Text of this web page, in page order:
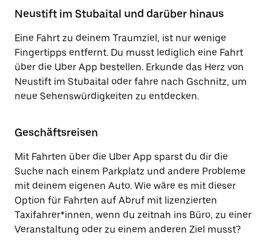
Neustift im Stubaital und darüber hinaus
Eine Fahrt zu deinem Traumziel, ist nur wenige
Fingertipps entfernt. Du musst lediglich eine Fahrt
über die Uber App bestellen. Erkunde das Herz von
Neustift im Stubaital oder fahre nach Gschnitz, um
neue Sehenswürdigkeiten zu entdecken.
Geschäftsreisen
Mit Fahrten über die Uber App sparst du dir die
Suche nach einem Parkplatz und andere Probleme
mit deinem eigenen Auto. Wie wäre es mit dieser
Option für Fahrten auf Abruf mit lizenzierten
Taxifahrer*innen, wenn du zeitnah ins Büro, zu einer
Veranstaltung oder zu einem anderen Ziel musst?